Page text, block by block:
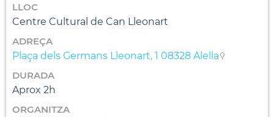
LLOC
Centre Cultural de Can Lleonart
ADREÇA
Plaça dels Germans Lleonart, 1 08328 Alella
DURADA
Aprox 2h
ORGANITZA